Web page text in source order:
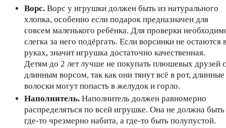
Ворс. Ворс у игрушки должен быть из натурального
хлопка, особенно если подарок предназначен для
совсем маленького ребёнка. Для проверки
слегка за него подёргать. Если ворсинки не остаются
руках, значит игрушка достаточно качественная.
Детям до 2 лет лучше не покупать плюшевых друзей с
длинным ворсом, так как они тянут всё в рот, длинные
волоски могут попасть в желудок и горло.
Наполнитель. Наполнитель должен равномерно
распределяться по всей игрушке. Она не должна быть
где-то чрезмерно набита, а где-то быть полупустой.